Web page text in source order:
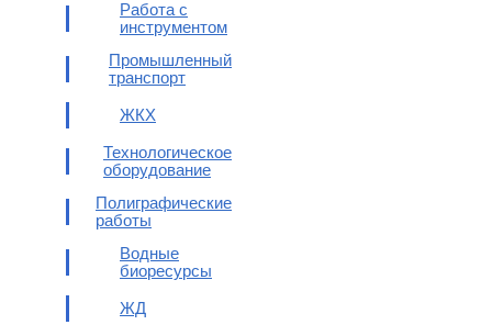
Работа с
инструментом
Промышленный
транспорт
ЖКХ
Технологическое
оборудование
Полиграфические
работы
Водные
биоресурсы
ЖД